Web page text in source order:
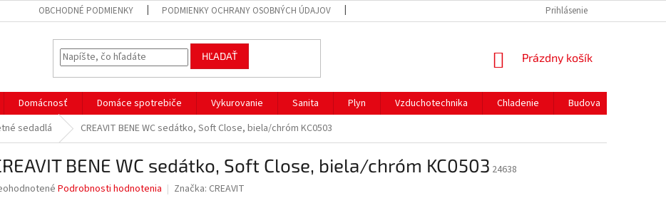
OBCHODNÉ PODMIENKY PODMIENKY OCHRANY OSOBNÝCH ÚDAJOV PREPRAVA A PLATBYPrihlásenie
HĽADAŤ
NÁKUPNÝ
Prázdny košík
Domácnosť Domáce spotrebiče Vykurovanie Sanita Plyn Vzduchotechnika Chladenie Budova
sedadlá CREAVIT BENE WC sedátko, Soft Close, biela/chróm KC0503
BENE WC sedátko, Soft Close, biela/chróm KC0503 24638
Podrobnosti hodnotenia Značka: CREAVIT